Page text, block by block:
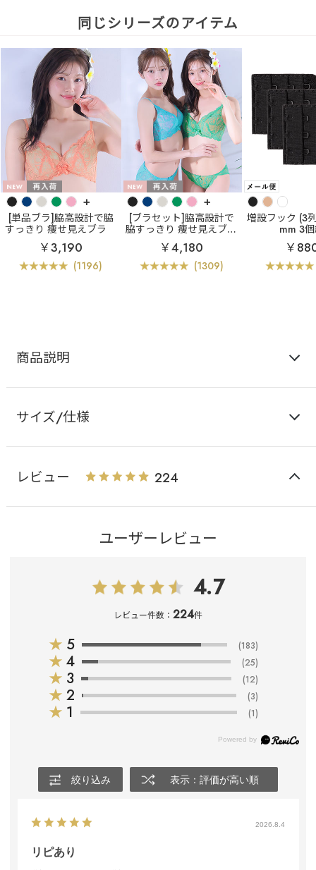
同じシリーズのアイテム
+
[単品ブラ]脇高設計で脇
すっきり 痩せ見えブラ
カシュクールレース脇高
ブラ(R) 単品ブラジャー
￥3,190
(1196)
+
[ブラセット]脇高設計で
脇すっきり 痩せ見えブラ
カシュクールレース脇
高ブラ(R) ブラジャー&シ
ョーツ
￥4,180
(1309)
増設フック (3
mm 3
￥
商品説明
サイズ/仕様
レビュー 224
ユーザーレビュー
4.7
レビュー件数： 224件
★ 5 (183)
★ 4 (25)
★ 3 (12)
★ 2 (3)
★ 1 (1)
絞り込み 表示：評価が高い順
2026.8.4
リピあり